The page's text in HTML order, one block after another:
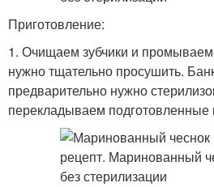
Приготовление:
1. Очищаем зубчики и промываем
нужно тщательно просушить.
предварительно нужно
перекладываем подготовленные